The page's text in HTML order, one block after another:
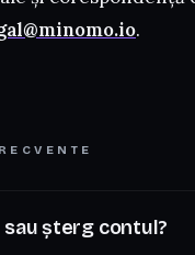
.
sau șterg contul?